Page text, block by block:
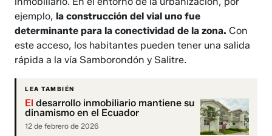
ejemplo,la construcción del vial uno fue
determinante para la conectividad de la zona. Con
este acceso, los habitantes pueden tener una salida
rápida a la vía Samborondón y Salitre.
LEA TAMBIÉN
El desarrollo inmobiliario mantiene su
dinamismo en el Ecuador
12 de febrero de 2026